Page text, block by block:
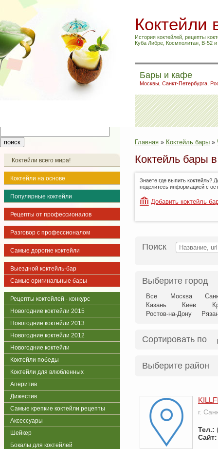
Коктейли
История коктейлей, рецепты
Куба Либре, Космполитан, B-52
Бары и кафе
Москвы Санкт-Петербурга
Коктейли всего мира!
Коктейли на основе
Популярные коктейли
Рецепты от профессионалов
Разговор с профессионалом
Самые дорогие коктейли
Выездной коктейль-бар
Самые оригинальные бары
Рецепты коктейлей - конкурс
Новогодние коктейли 2015
Новогодние коктейли 2013
Новогодние коктейли 2012
Новогодние коктейли
Коктейли победы
Коктейли для влюбленных
Аперитив
Дижестив
Самые крепкие коктейли рецепты
Аксессуары
Шейкер
Бокалы для коктейлей
Главная » Коктейль бары »
Коктейль бары
Знаете где выпить коктейль?
поделитесь информацией с
Добавить коктейль
Поиск
Выберите город
Все Москва
Казань
Киев
Ростов-на-Дону
Сортировать по
Выберите район
г.
Тел.:
Сайт: